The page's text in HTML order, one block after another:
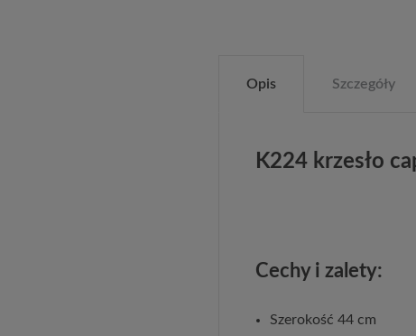
Opis Szczegóły
K224 krzesło
Cechy i zalety:
Szerokość 44 cm